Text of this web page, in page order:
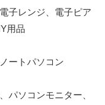
子レンジ、電子ピア
用品
ートパソコン
パソコンモニター、